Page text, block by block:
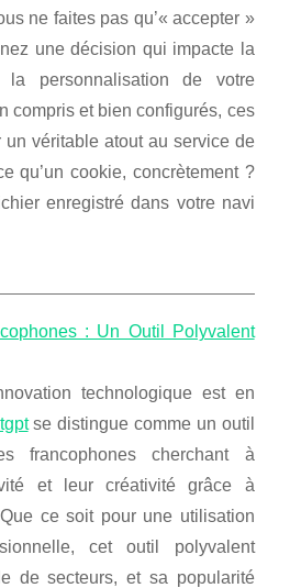
ne faites pas qu’« accepter »
une décision qui impacte la
personnalisation de votre
compris et bien configurés, ces
véritable atout au service de
qu’un cookie, concrètement ?
enregistré dans votre navi
: Un Outil Polyvalent
technologique est en
se distingue comme un outil
francophones cherchant à
et leur créativité grâce à
ce soit pour une utilisation
cet outil polyvalent
de secteurs, et sa popularité